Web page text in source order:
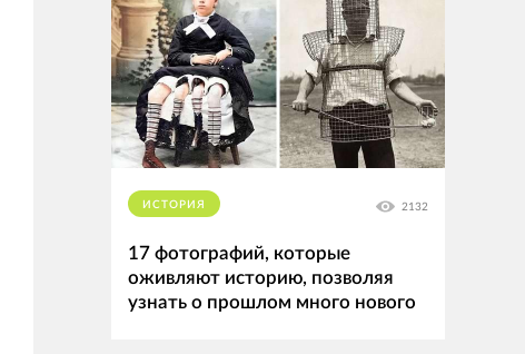
ИСТОРИЯ 2132
17 фотографий, которые
оживляют историю, позволяя
узнать о прошлом много нового